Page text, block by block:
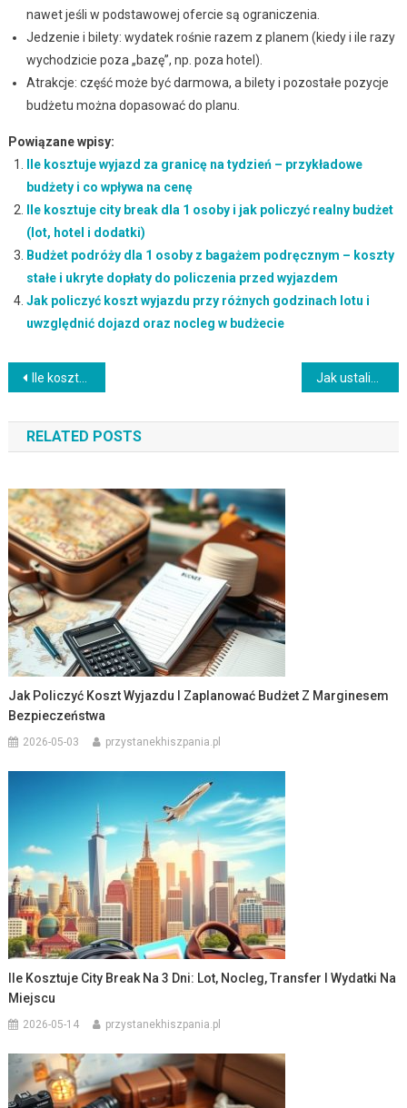
nawet jeśli w podstawowej ofercie są ograniczenia.
Jedzenie i bilety: wydatek rośnie razem z planem (kiedy i ile razy
wychodzicie poza „bazę”, np. poza hotel).
Atrakcje: część może być darmowa, a bilety i pozostałe pozycje
budżetu można dopasować do planu.
Powiązane wpisy:
Ile kosztuje wyjazd za granicę na tydzień – przykładowe
budżety i co wpływa na cenę
Ile kosztuje city break dla 1 osoby i jak policzyć realny budżet
(lot, hotel i dodatki)
Budżet podróży dla 1 osoby z bagażem podręcznym – koszty
stałe i ukryte dopłaty do policzenia przed wyjazdem
Jak policzyć koszt wyjazdu przy różnych godzinach lotu i
uwzględnić dojazd oraz nocleg w budżecie
Nawigacja
wpisu
Ile kosztuje city break z transferem z lotniska? Co doliczyć do ceny wyjazdu
RELATED POSTS
Jak Policzyć Koszt Wyjazdu I Zaplanować Budżet Z Marginesem
Bezpieczeństwa
2026-05-03 przystanekhiszpania.pl
Ile Kosztuje City Break Na 3 Dni: Lot, Nocleg, Transfer I Wydatki Na
Miejscu
2026-05-14 przystanekhiszpania.pl